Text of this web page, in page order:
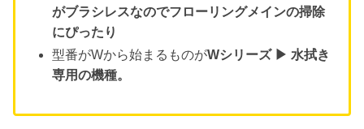
がブラシレスなのでフローリングメインの掃除
にぴったり
型番がWから始まるものがWシリーズ ▶︎ 水拭き
専用の機種。